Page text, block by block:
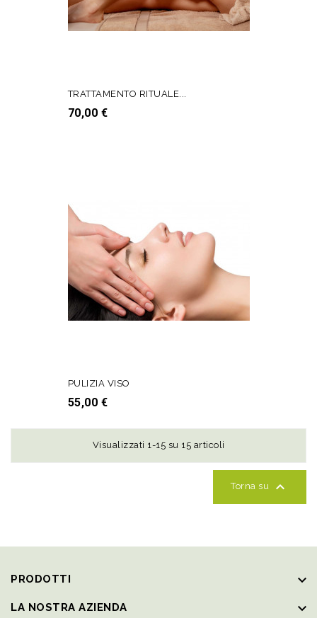
TRATTAMENTO RITUALE...
Prezzo
70,00 €
AGGIUNGI AL CARRELLO
PULIZIA VISO
Prezzo
55,00 €
AGGIUNGI AL CARRELLO
Visualizzati 1-15 su 15 articoli
Torna su 
PRODOTTI keyboard_arrow_down
LA NOSTRA AZIENDA keyboard_arrow_down